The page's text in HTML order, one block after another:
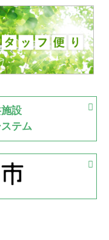
古池運動広場
設
テム